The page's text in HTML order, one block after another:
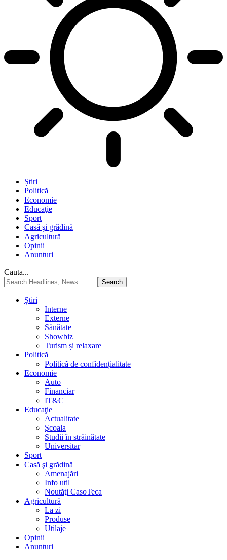
Știri
Politică
Economie
Educaţie
Sport
Casă şi grădină
Agricultură
Opinii
Anunturi
Cauta...
Știri
Interne
Externe
Sănătate
Showbiz
Turism și relaxare
Politică
Politică de confidențialitate
Economie
Auto
Financiar
IT&C
Educaţie
Actualitate
Şcoala
Studii în străinătate
Universitar
Sport
Casă şi grădină
Amenajări
Info util
Noutăţi CasoTeca
Agricultură
La zi
Produse
Utilaje
Opinii
Anunturi